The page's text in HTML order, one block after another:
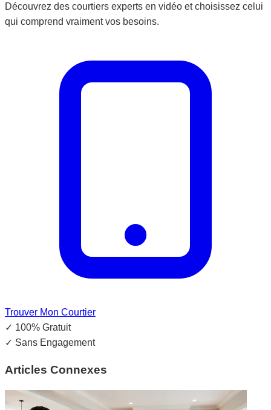
Découvrez des courtiers experts en vidéo et choisissez celui
qui comprend vraiment vos besoins.
Trouver Mon Courtier
✓ 100% Gratuit
✓ Sans Engagement
Articles Connexes